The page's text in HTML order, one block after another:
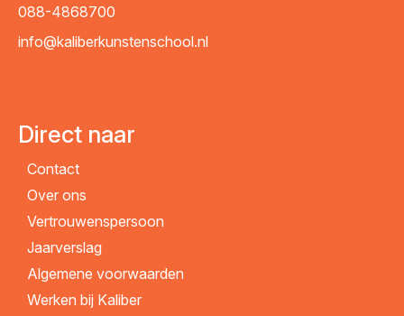
088-4868700
info@kaliberkunstenschool.nl
Direct naar
Contact
Over ons
Vertrouwenspersoon
Jaarverslag
Algemene voorwaarden
Werken bij Kaliber